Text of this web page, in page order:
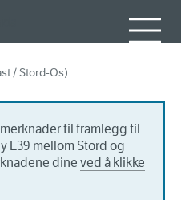
/ Stord-Os)
til framlegg til
E39 mellom Stord og
dine ved å klikke